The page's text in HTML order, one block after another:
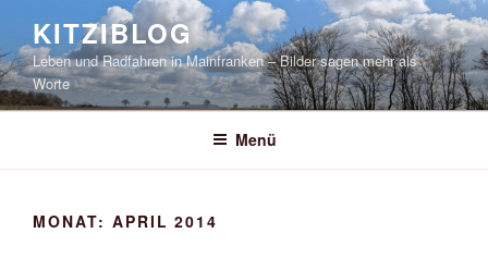
springen
KITZIBLOG
Leben und Radfahren in Mainfranken – Bilder sagen mehr als
Worte
Menü
MONAT: APRIL 2014